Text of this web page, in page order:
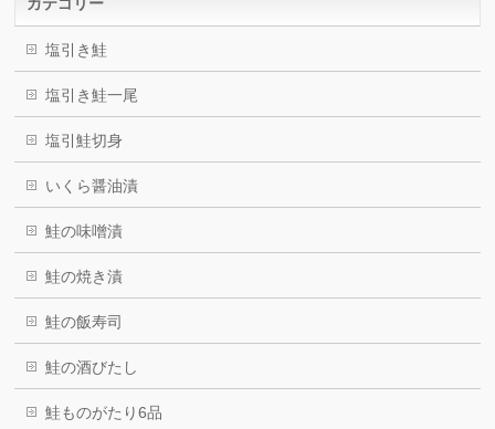
カテゴリー
塩引き鮭
塩引き鮭一尾
塩引鮭切身
いくら醤油漬
鮭の味噌漬
鮭の焼き漬
鮭の飯寿司
鮭の酒びたし
鮭ものがたり6品